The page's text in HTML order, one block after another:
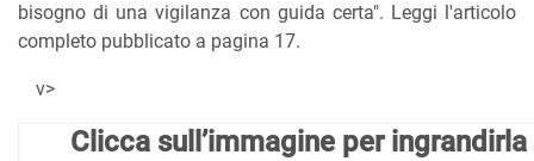
bisogno di una vigilanza con guida certa". Leggi l'articolo
completo pubblicato a pagina 17.
v>
Clicca sull’immagine per ingrandirla